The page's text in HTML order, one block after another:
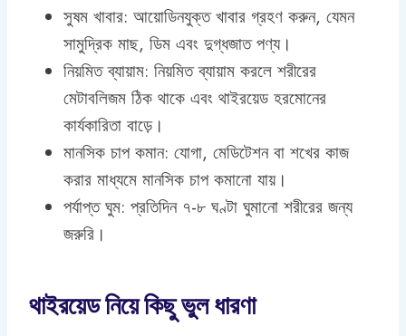
সুষম খাবার: আয়োডিনযুক্ত খাবার গ্রহণ করুন, যেমন
সামুদ্রিক মাছ, ডিম এবং দুগ্ধজাত পণ্য।
নিয়মিত ব্যায়াম: নিয়মিত ব্যায়াম করলে শরীরের
মেটাবলিজম ঠিক থাকে এবং থাইরয়েড হরমোনের
কার্যকারিতা বাড়ে।
মানসিক চাপ কমান: যোগা, মেডিটেশন বা শখের কাজ
করার মাধ্যমে মানসিক চাপ কমানো যায়।
পর্যাপ্ত ঘুম: প্রতিদিন ৭-৮ ঘণ্টা ঘুমানো শরীরের জন্য
জরুরি।
থাইরয়েড নিয়ে কিছু ভুল ধারণা